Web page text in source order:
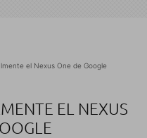
el Nexus One de Google
EL NEXUS